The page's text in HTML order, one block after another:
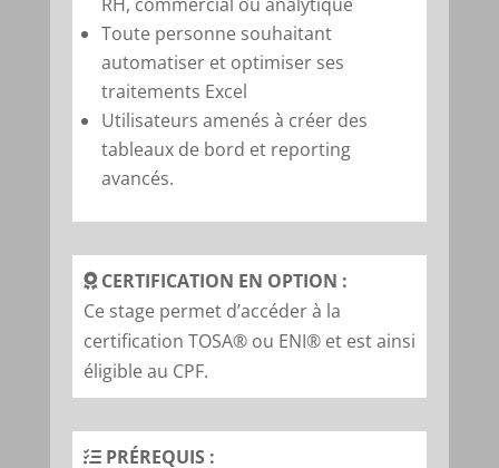
Toute personne souhaitant
automatiser et optimiser ses
traitements Excel
Utilisateurs amenés à créer des
tableaux de bord et reporting
avancés.
CERTIFICATION EN OPTION :
Ce stage permet d’accéder à la
certification TOSA® ou ENI® et est ainsi
éligible au CPF.
PRÉREQUIS :